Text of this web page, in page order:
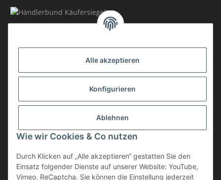
Alle akzeptieren
Konfigurieren
Ablehnen
Wie wir Cookies & Co nutzen
Durch Klicken auf „Alle akzeptieren“ gestatten Sie den
Einsatz folgender Dienste auf unserer Website: YouTube,
Vimeo, ReCaptcha. Sie können die Einstellung jederzeit
Vertrag widerrufen
Die Ware unterliegt der Differenzbesteuerung. Daher wird die im
Kaufpreis enthaltene Umsatzsteuer in der Rechnung nicht gesondert